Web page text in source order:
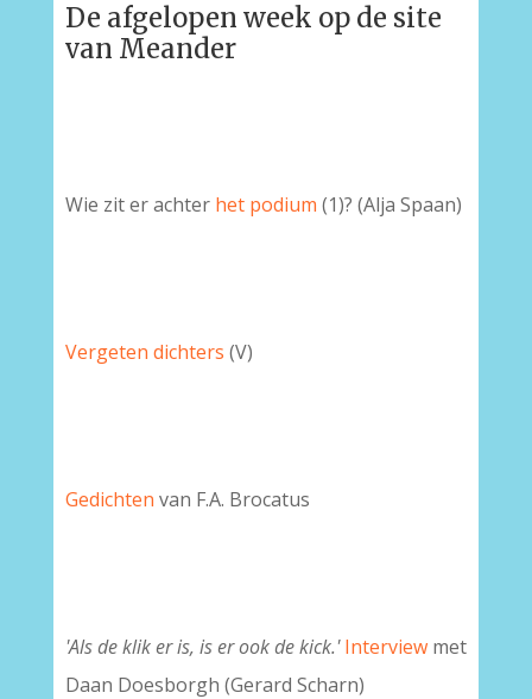
De afgelopen week op de site
van Meander
Wie zit er achter het podium (1)? (Alja Spaan)
Vergeten dichters (V)
Gedichten van F.A. Brocatus
'Als de klik er is, is er ook de kick.'Interviewmet
Daan Doesborgh (Gerard Scharn)